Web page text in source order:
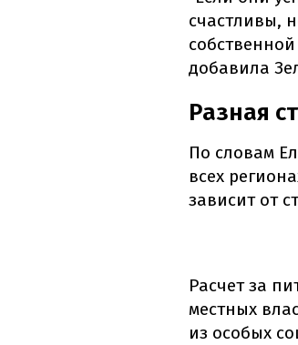
счастливы,
добавила
Разная
По словам
всех
зависит от
Расчет за
местных
из особых